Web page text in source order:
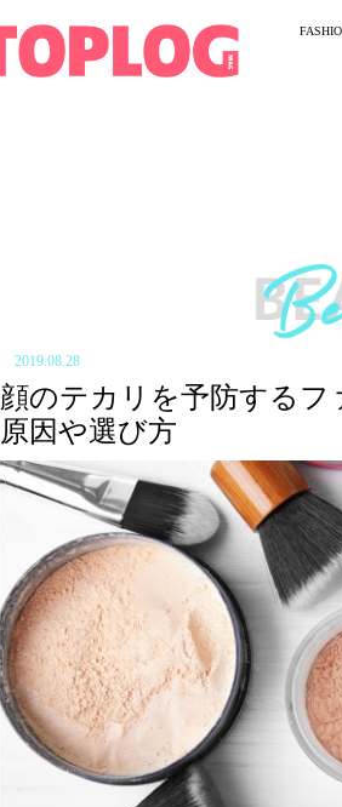
2019.08.28
顔のテカリを予防する
原因や選び方